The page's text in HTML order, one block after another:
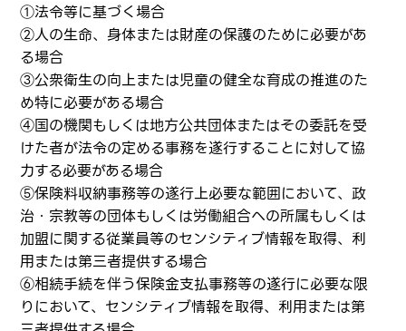
①法令等に基づく場合
②人の生命、身体または財産の保護のために必要があ
る場合
③公衆衛生の向上または児童の健全な育成の推進のた
め特に必要がある場合
④国の機関もしくは地方公共団体またはその委託を受
けた者が法令の定める事務を遂行することに対して協
力する必要がある場合
⑤保険料収納事務等の遂行上必要な範囲において、政
治・宗教等の団体もしくは労働組合への所属もしくは
加盟に関する従業員等のセンシティブ情報を取得、利
用または第三者提供する場合
⑥相続手続を伴う保険金支払事務等の遂行に必要な限
りにおいて、センシティブ情報を取得、利用または第